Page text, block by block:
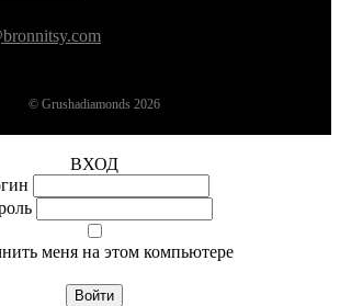
© Grushadiamonds 2026
ВХОД
меня на этом компьютере
Войти